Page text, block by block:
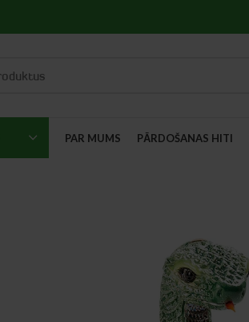
PAR MUMS PĀRDOŠANAS HITI